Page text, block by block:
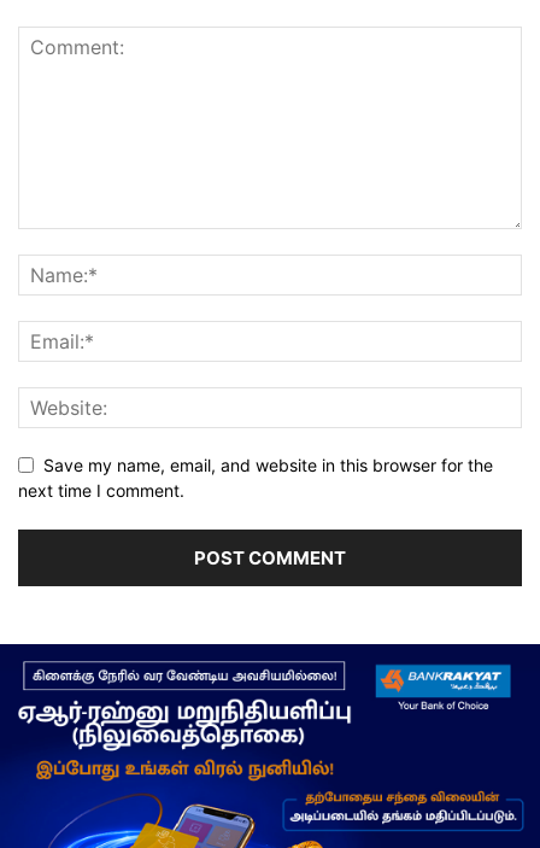
Save my name, email, and website in this browser for the
next time I comment.